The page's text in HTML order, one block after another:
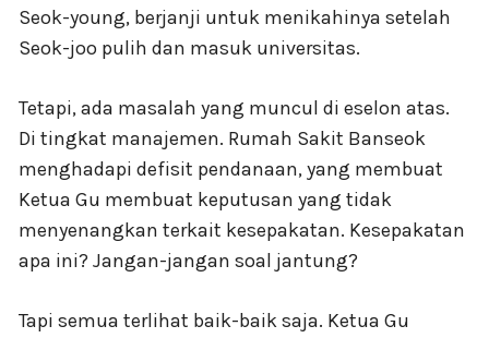
Seok-young, berjanji untuk menikahinya setelah
Seok-joo pulih dan masuk universitas.
Tetapi, ada masalah yang muncul di eselon atas.
Di tingkat manajemen. Rumah Sakit Banseok
menghadapi defisit pendanaan, yang membuat
Ketua Gu membuat keputusan yang tidak
menyenangkan terkait kesepakatan. Kesepakatan
apa ini? Jangan-jangan soal jantung?
Tapi semua terlihat baik-baik saja. Ketua Gu